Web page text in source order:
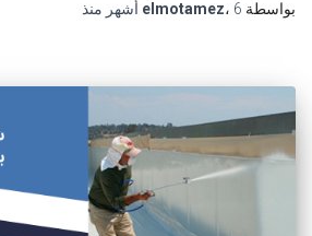
بواسطة
elmotamez، 6 أشهر منذ